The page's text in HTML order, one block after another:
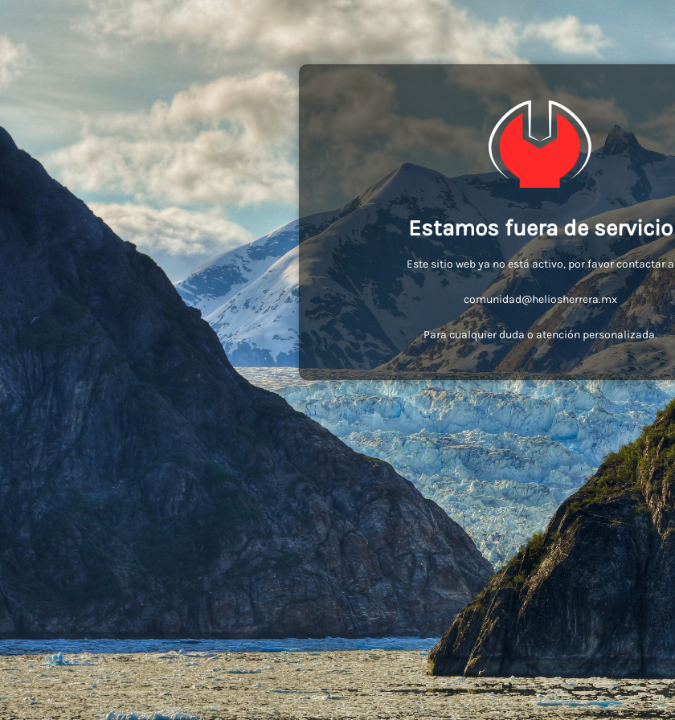
Estamos fuera de servicio
Este sitio web ya no está activo, por favor contactar a
comunidad@heliosherrera.mx
Para cualquier duda o atención personalizada.